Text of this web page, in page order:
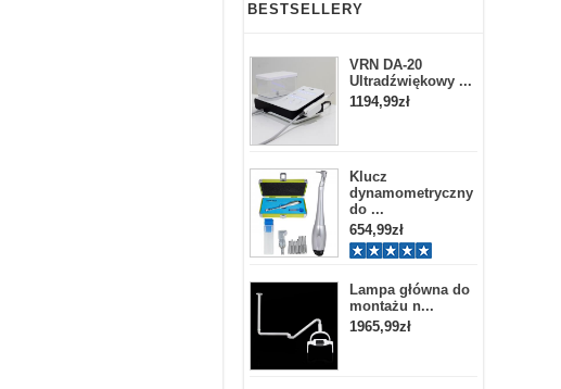
BESTSELLERY
VRN DA-20
Ultradźwiękowy ...
1194,99zł
Klucz
dynamometryczny
do ...
654,99zł
Lampa główna do
montażu n...
1965,99zł